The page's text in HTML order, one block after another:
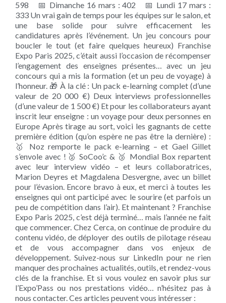
598 📅 Dimanche 16 mars : 402 📅 Lundi 17 mars :
333 Un vrai gain de temps pour les équipes sur le salon, et
une base solide pour suivre efficacement les
candidatures après l’événement. Un jeu concours pour
boucler le tout (et faire quelques heureux) Franchise
Expo Paris 2025, c’était aussi l’occasion de récompenser
l’engagement des enseignes présentes… avec un jeu
concours qui a mis la formation (et un peu de voyage) à
l’honneur. 🎁 À la clé : Un pack e-learning complet (d’une
valeur de 20 000 €) Deux interviews professionnelles
(d’une valeur de 1 500 €) Et pour les collaborateurs ayant
inscrit leur enseigne : un voyage pour deux personnes en
Europe Après tirage au sort, voici les gagnants de cette
première édition (qu’on espère ne pas être la dernière) :
🥇 Noz remporte le pack e-learning – et Gael Gillet
s’envole avec !🥈 SoCoo’c & 🥉 Mondial Box repartent
avec leur interview vidéo – et leurs collaboratrices,
Marion Deyres et Magdalena Desvergne, avec un billet
pour l’évasion. Encore bravo à eux, et merci à toutes les
enseignes qui ont participé avec le sourire (et parfois un
peu de compétition dans l’air). Et maintenant ? Franchise
Expo Paris 2025, c’est déjà terminé… mais l’année ne fait
que commencer. Chez Cerca, on continue de produire du
contenu vidéo, de déployer des outils de pilotage réseau
et de vous accompagner dans vos enjeux de
développement. Suivez-nous sur LinkedIn pour ne rien
manquer des prochaines actualités, outils, et rendez-vous
clés de la franchise. Et si vous voulez en savoir plus sur
l’Expo’Pass ou nos prestations vidéo… n’hésitez pas à
nous contacter. Ces articles peuvent vous intéresser :